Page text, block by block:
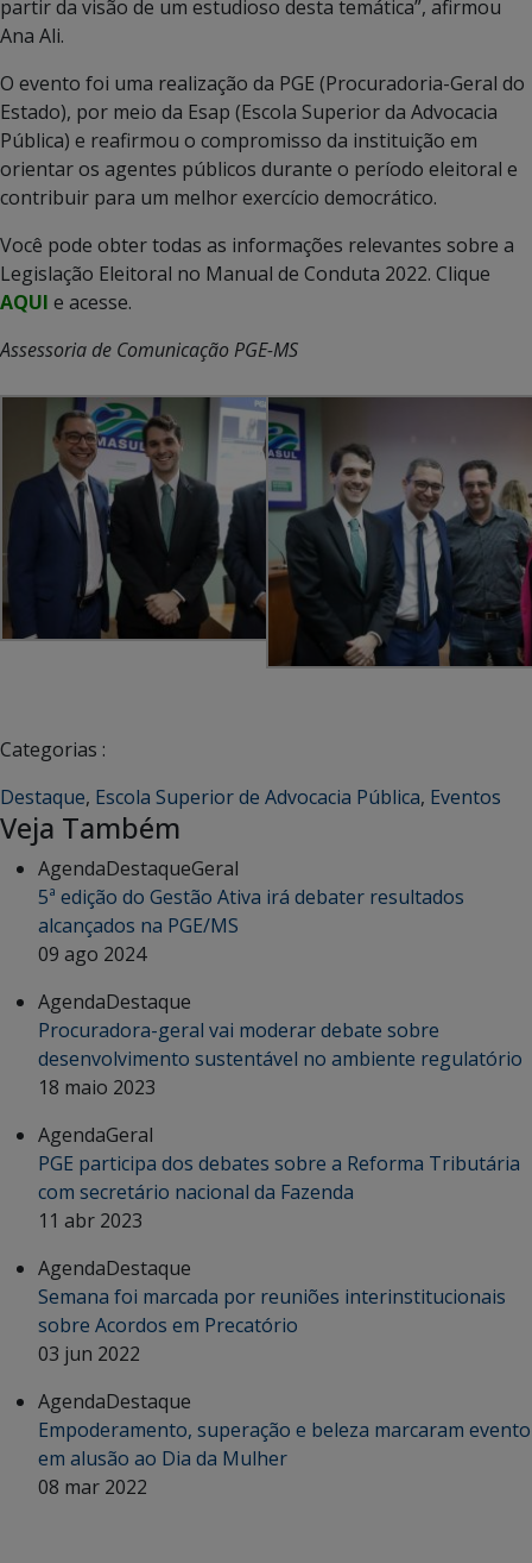
partir da visão de um estudioso desta temática”, afirmou
Ana Ali.
O evento foi uma realização da PGE (Procuradoria-Geral do
Estado), por meio da Esap (Escola Superior da Advocacia
Pública) e reafirmou o compromisso da instituição em
orientar os agentes públicos durante o período eleitoral e
contribuir para um melhor exercício democrático.
Você pode obter todas as informações relevantes sobre a
Legislação Eleitoral no Manual de Conduta 2022. Clique
AQUI e acesse.
Assessoria de Comunicação PGE-MS
Categorias :
Destaque, Escola Superior de Advocacia Pública, Eventos
Veja Também
AgendaDestaqueGeral
5ª edição do Gestão Ativa irá debater resultados
alcançados na PGE/MS
09 ago 2024
AgendaDestaque
Procuradora-geral vai moderar debate sobre
desenvolvimento sustentável no ambiente regulatório
18 maio 2023
AgendaGeral
PGE participa dos debates sobre a Reforma Tributária
com secretário nacional da Fazenda
11 abr 2023
AgendaDestaque
Semana foi marcada por reuniões interinstitucionais
sobre Acordos em Precatório
03 jun 2022
AgendaDestaque
Empoderamento, superação e beleza marcaram evento
em alusão ao Dia da Mulher
08 mar 2022